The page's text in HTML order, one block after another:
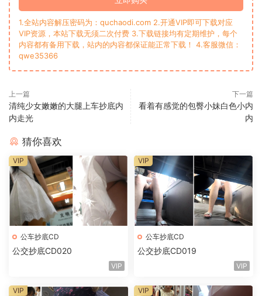
1.全站内容解压密码为：quchaodi.com 2.开通VIP即可下载对应
VIP资源，本站下载无须二次付费 3.下载链接均有定期维护，每个
内容都有备用下载，站内的内容都保证能正常下载！ 4.客服微信：
qwe35366
上一篇
清纯少女嫩嫩的大腿上车抄底内
内走光
下一篇
看着有感觉的包臀小妹白色小内
内
猜你喜欢
公车抄底CD
公交抄底CD020
VIP
VIP
公车抄底CD
公交抄底CD019
VIP
VIP
VIP VIP